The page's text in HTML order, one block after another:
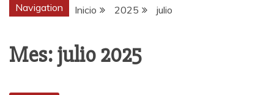
Navigation Inicio 2025 julio
Mes:julio 2025